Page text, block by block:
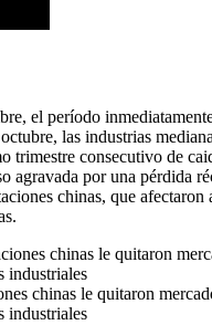
el período
las industrias
trimestre consecutivo de
agravada por una pérdida
chinas, que afectaron
chinas le quitaron
industriales